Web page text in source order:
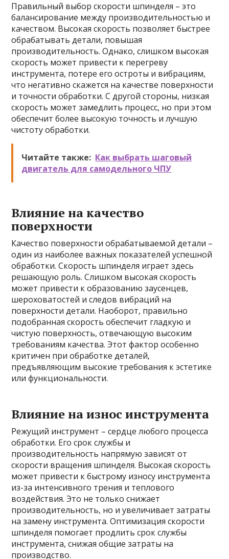
Правильный выбор скорости шпинделя – это
балансирование между производительностью и
качеством. Высокая скорость позволяет быстрее
обрабатывать детали, повышая
производительность. Однако, слишком высокая
скорость может привести к перегреву
инструмента, потере его остроты и вибрациям,
что негативно скажется на качестве поверхности
и точности обработки. С другой стороны, низкая
скорость может замедлить процесс, но при этом
обеспечит более высокую точность и лучшую
чистоту обработки.
Читайте также: Как выбрать шаговый
двигатель для самодельного ЧПУ
Влияние на качество
поверхности
Качество поверхности обрабатываемой детали –
один из наиболее важных показателей успешной
обработки. Скорость шпинделя играет здесь
решающую роль. Слишком высокая скорость
может привести к образованию заусенцев,
шероховатостей и следов вибраций на
поверхности детали. Наоборот, правильно
подобранная скорость обеспечит гладкую и
чистую поверхность, отвечающую высоким
требованиям качества. Этот фактор особенно
критичен при обработке деталей,
предъявляющим высокие требования к эстетике
или функциональности.
Влияние на износ инструмента
Режущий инструмент – сердце любого процесса
обработки. Его срок службы и
производительность напрямую зависят от
скорости вращения шпинделя. Высокая скорость
может привести к быстрому износу инструмента
из-за интенсивного трения и теплового
воздействия. Это не только снижает
производительность, но и увеличивает затраты
на замену инструмента. Оптимизация скорости
шпинделя помогает продлить срок службы
инструмента, снижая общие затраты на
производство.